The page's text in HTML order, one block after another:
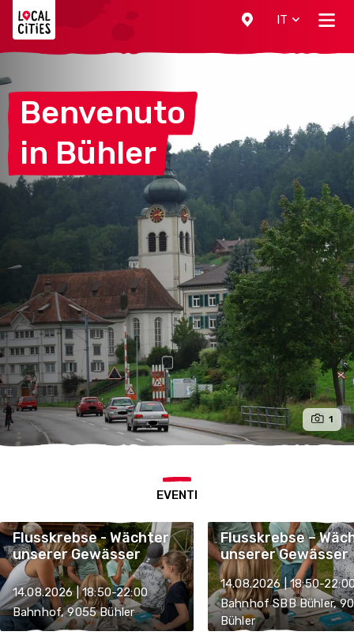
IT
Benvenuto
in Bühler
1
EVENTI
Flusskrebse - Wächter
unserer Gewässer
14.08.2026 | 18:50-22:00
Bahnhof, 9055 Bühler
Flusskrebse –
unserer Gewässer
14.08.2026 | 18:50-
Bahnhof SBB Bühler,
Bühler